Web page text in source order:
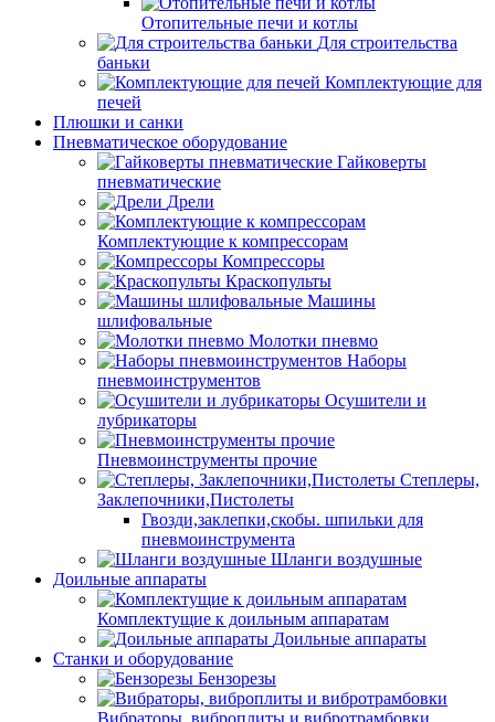
Отопительные печи и котлы
Для строительства
баньки
Комплектующие для
печей
Плюшки и санки
Пневматическое оборудование
Гайковерты
пневматические
Дрели
Комплектующие к компрессорам
Компрессоры
Краскопульты
Машины
шлифовальные
Молотки пневмо
Наборы
пневмоинструментов
Осушители и
лубрикаторы
Пневмоинструменты прочие
Степлеры,
Заклепочники,Пистолеты
Гвозди,заклепки,скобы. шпильки для
пневмоинструмента
Шланги воздушные
Доильные аппараты
Комплектущие к доильным аппаратам
Доильные аппараты
Станки и оборудование
Бензорезы
Вибраторы, виброплиты и вибротрамбовки